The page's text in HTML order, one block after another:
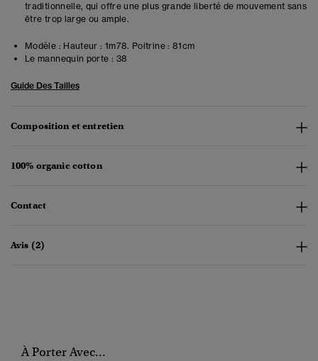
traditionnelle, qui offre une plus grande liberté de mouvement sans
être trop large ou ample.
Modèle : Hauteur : 1m78. Poitrine : 81cm
Le mannequin porte : 38
Guide Des Tailles
Composition et entretien
100% organic cotton
Contact
Avis (2)
À Porter Avec...